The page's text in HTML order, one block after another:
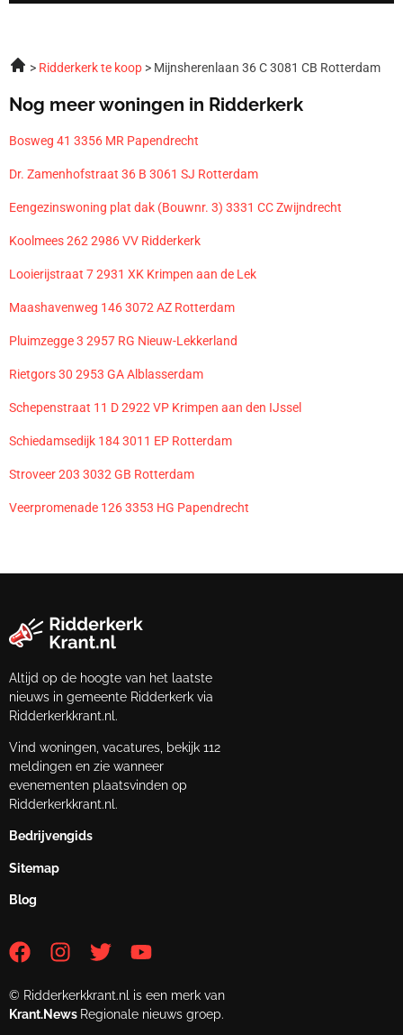
Ridderkerk te koop Mijnsherenlaan 36 C 3081 CB Rotterdam
Nog meer woningen in Ridderkerk
Bosweg 41 3356 MR Papendrecht
Dr. Zamenhofstraat 36 B 3061 SJ Rotterdam
Eengezinswoning plat dak (Bouwnr. 3) 3331 CC Zwijndrecht
Koolmees 262 2986 VV Ridderkerk
Looierijstraat 7 2931 XK Krimpen aan de Lek
Maashavenweg 146 3072 AZ Rotterdam
Pluimzegge 3 2957 RG Nieuw-Lekkerland
Rietgors 30 2953 GA Alblasserdam
Schepenstraat 11 D 2922 VP Krimpen aan den IJssel
Schiedamsedijk 184 3011 EP Rotterdam
Stroveer 203 3032 GB Rotterdam
Veerpromenade 126 3353 HG Papendrecht
Altijd op de hoogte van het laatste
nieuws in gemeente Ridderkerk via
Ridderkerkkrant.nl.
Vind woningen, vacatures, bekijk 112
meldingen en zie wanneer
evenementen plaatsvinden op
Ridderkerkkrant.nl.
Bedrijvengids
Sitemap
Blog
© Ridderkerkkrant.nl is een merk van
Krant.News Regionale nieuws groep.